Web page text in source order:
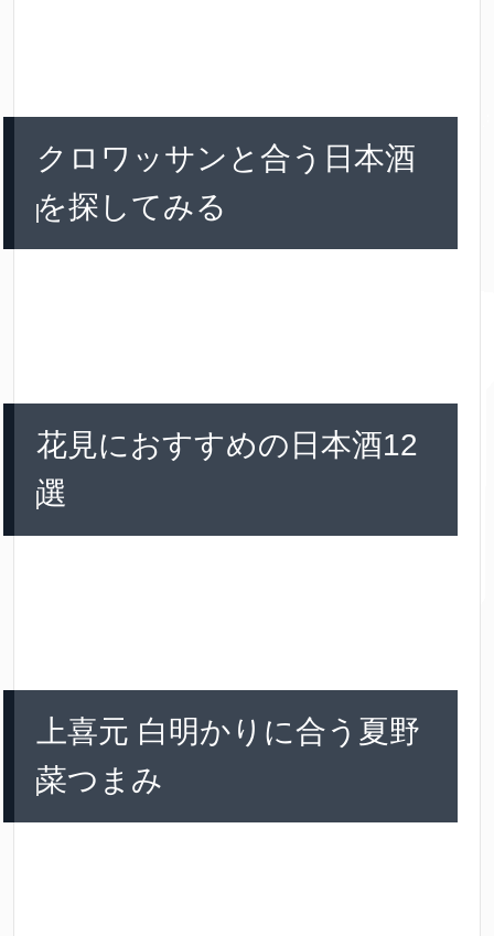
クロワッサンと合う日本酒
を探してみる
花見におすすめの日本酒12
選
上喜元 白明かりに合う夏野
菜つまみ